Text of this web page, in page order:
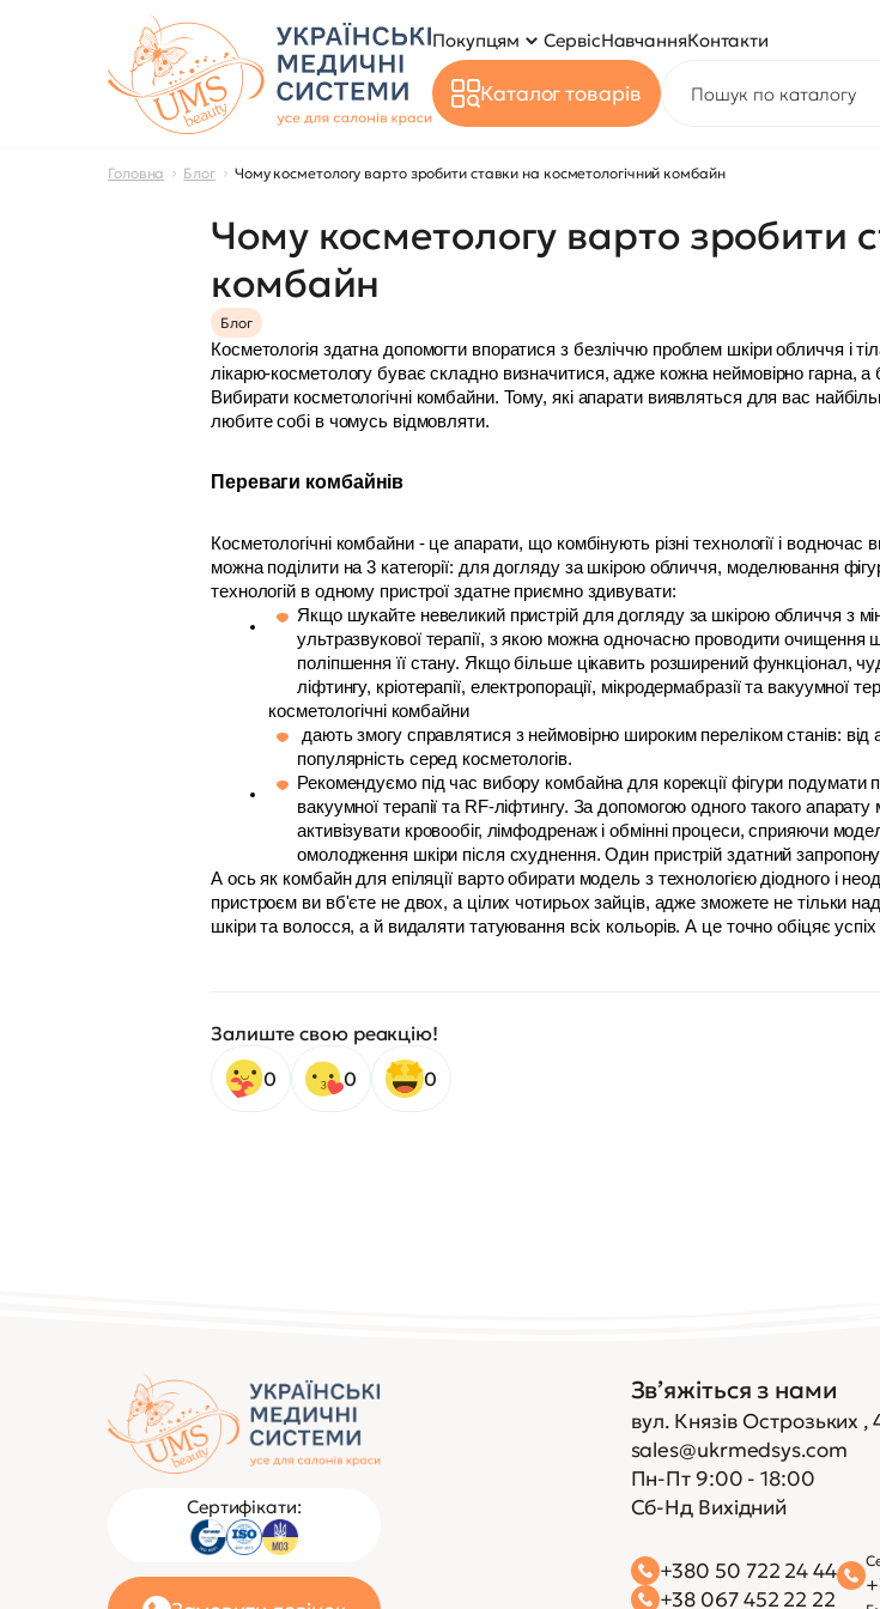
Покупцям СервісНавчанняКонтакти
Каталог товарів
Головна Блог Чому косметологу варто зробити ставки на косметологічний комбайн
Чому косметологу варто зробити
комбайн
Блог
Косметологія здатна допомогти впоратися з безліччю проблем шкіри обличчя і
лікарю-косметологу буває складно визначитися, адже кожна неймовірно
Вибирати косметологічні комбайни. Тому, які апарати виявляться для вас
любите собі в чомусь відмовляти.
Переваги комбайнів
Косметологічні комбайни - це апарати, що комбінують різні технології і
можна поділити на 3 категорії: для догляду за шкірою обличчя, моделювання
технологій в одному пристрої здатне приємно здивувати:
Якщо шукайте невеликий пристрій для догляду за шкірою обличчя з
ультразвукової терапії, з якою можна одночасно проводити очищення
поліпшення її стану. Якщо більше цікавить розширений функціонал,
ліфтингу, кріотерапії, електропорації, мікродермабразії та вакуумної
косметологічні комбайни
популярність серед косметологів.
Рекомендуємо під час вибору комбайна для корекції фігури подумати
вакуумної терапії та RF-ліфтингу. За допомогою одного такого
активізувати кровообіг, лімфодренаж і обмінні процеси, сприяючи
омолодження шкіри після схуднення. Один пристрій здатний
А ось як комбайн для епіляції варто обирати модель з технологією діодного і
пристроєм ви вб'єте не двох, а цілих чотирьох зайців, адже зможете не тільки
шкіри та волосся, а й видаляти татуювання всіх кольорів. А це точно обіцяє
Залиште свою реакцію!
0
0 0
Сертифікати:
Зв’яжіться з нами
вул. Князів Острозьких
sales@ukrmedsys.com
Пн-Пт 9:00 - 18:00
Сб-Нд Вихідний
+380 50 722 24 44
+38 067 452 22 22